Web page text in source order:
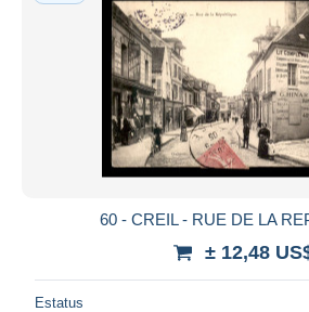
60 - CREIL - RUE DE LA
± 12,48
Estatus